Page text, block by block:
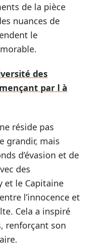
de la pièce
nuances de
le
des
par l à
ne réside pas
grandir, mais
d’évasion et de
des
et le Capitaine
l’innocence et
Cela a inspiré
renforçant son